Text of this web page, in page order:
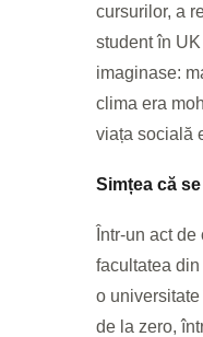
cursurilor, a
student în
imaginase:
clima era
viața socială
Simțea că
Într-un act
facultatea
o
de la zero,